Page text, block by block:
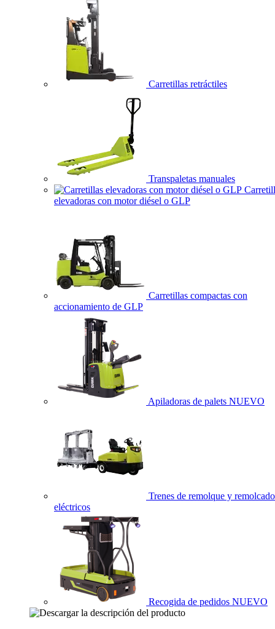
Carretillas retráctiles
Transpaletas manuales
elevadoras con motor diésel o GLP
Carretillas compactas con
accionamiento de GLP
Apiladoras de palets NUEVO
Trenes de remolque y
eléctricos
Recogida de pedidos NUEVO